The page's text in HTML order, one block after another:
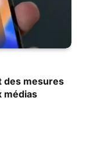
des mesures
médias